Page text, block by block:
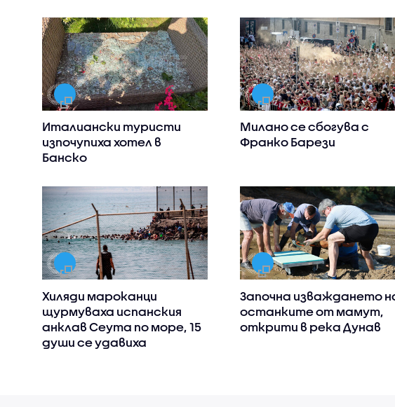
Италиански туристи
изпочупиха хотел в
Банско
Милано се сбогува с
Франко Барези
Хиляди мароканци
щурмуваха испанския
анклав Сеута по море, 15
души се удавиха
Започна изваждането
останките от мамут,
открити в река Дунав